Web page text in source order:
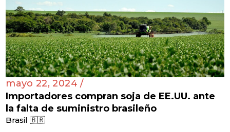
mayo 22, 2024 /
Importadores compran soja de EE.UU. ante
la falta de suministro brasileño
Brasil 🇧🇷